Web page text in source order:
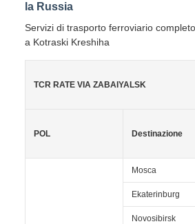
la Russia
Servizi di trasporto ferroviario
a Kotraski Kreshiha
TCR RATE VIA ZABAIYALSK
POL Destinazione
Mosca
Ekaterinburg
Novosibirsk